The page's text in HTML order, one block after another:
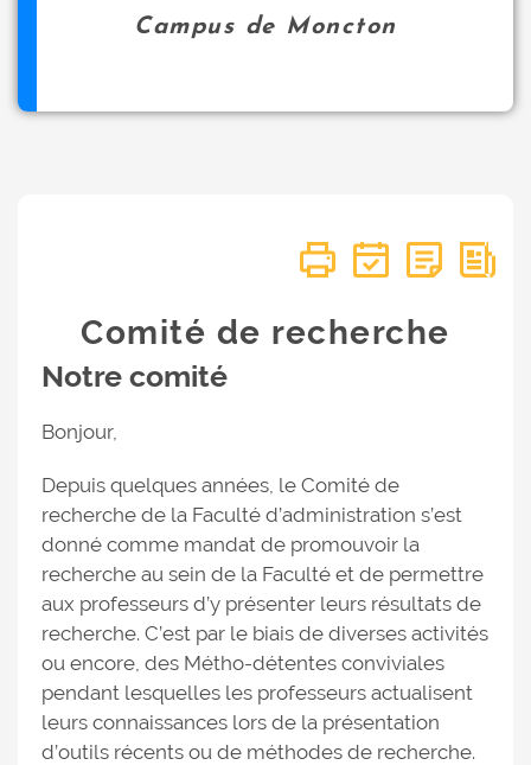
Campus de Moncton
Comité de recherche
Notre comité
Bonjour,
Depuis quelques années, le Comité de
recherche de la Faculté d’administration s’est
donné comme mandat de promouvoir la
recherche au sein de la Faculté et de permettre
aux professeurs d’y présenter leurs résultats de
recherche. C’est par le biais de diverses activités
ou encore, des Métho-détentes conviviales
pendant lesquelles les professeurs actualisent
leurs connaissances lors de la présentation
d’outils récents ou de méthodes de recherche.